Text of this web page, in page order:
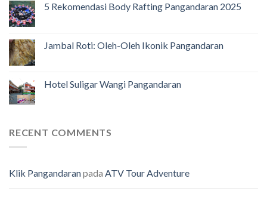
5 Rekomendasi Body Rafting Pangandaran 2025
Jambal Roti: Oleh-Oleh Ikonik Pangandaran
Hotel Suligar Wangi Pangandaran
RECENT COMMENTS
Klik Pangandaranpada ATV Tour Adventure